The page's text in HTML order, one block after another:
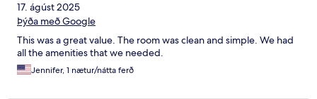
17. ágúst 2025
Þýða með Google
This was a great value. The room was clean and simple. We had
all the amenities that we needed.
Jennifer, 1 nætur/nátta ferð